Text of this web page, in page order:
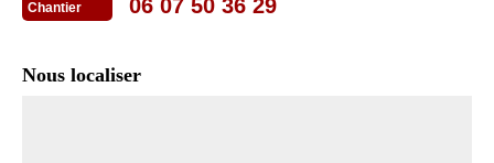
Chantier 06 07 50 36 29
Nous localiser